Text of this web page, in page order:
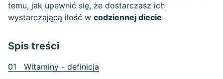
temu, jak upewnić się, że dostarczasz ich
wystarczającą ilość w codziennej diecie.
Spis treści
01 Witaminy - definicja